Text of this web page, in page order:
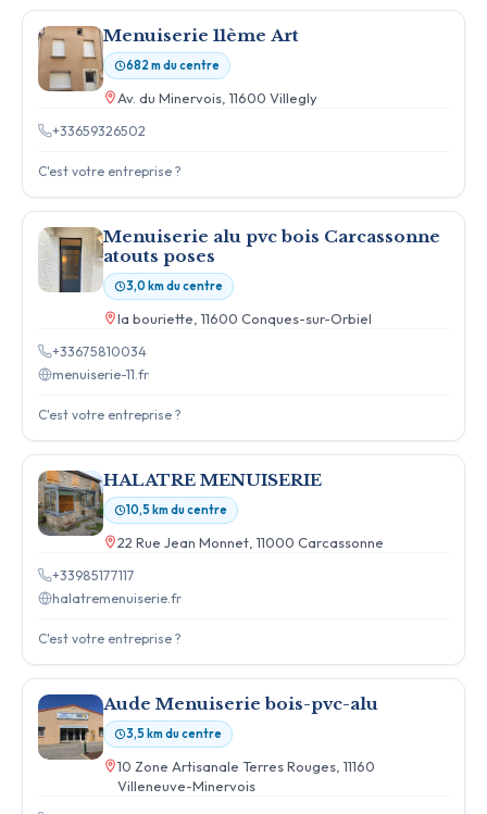
Menuiserie 11ème Art
682 m du centre
Av. du Minervois, 11600 Villegly
+33659326502
C'est votre entreprise ?
Menuiserie alu pvc bois Carcassonne
atouts poses
3,0 km du centre
la bouriette, 11600 Conques-sur-Orbiel
+33675810034
menuiserie-11.fr
C'est votre entreprise ?
HALATRE MENUISERIE
10,5 km du centre
22 Rue Jean Monnet, 11000 Carcassonne
+33985177117
halatremenuiserie.fr
C'est votre entreprise ?
Aude Menuiserie bois-pvc-alu
3,5 km du centre
10 Zone Artisanale Terres Rouges, 11160
Villeneuve-Minervois